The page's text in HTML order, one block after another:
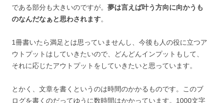
である部分も大きいのですが。 夢は言えば叶う方向に向かうも
のなんだなぁと思わされます。
1冊書いたら満足とは思っていませんし、今後も人の役に立つア
ウトプットはしていきたいので、どんどんインプットもして、
それに応じたアウトプットをしていきたいと思っています。
とかく、文章を書くというのは時間のかかるものです。このブ
ログを書くのだってゆうに数時間はかかっています。1000文字